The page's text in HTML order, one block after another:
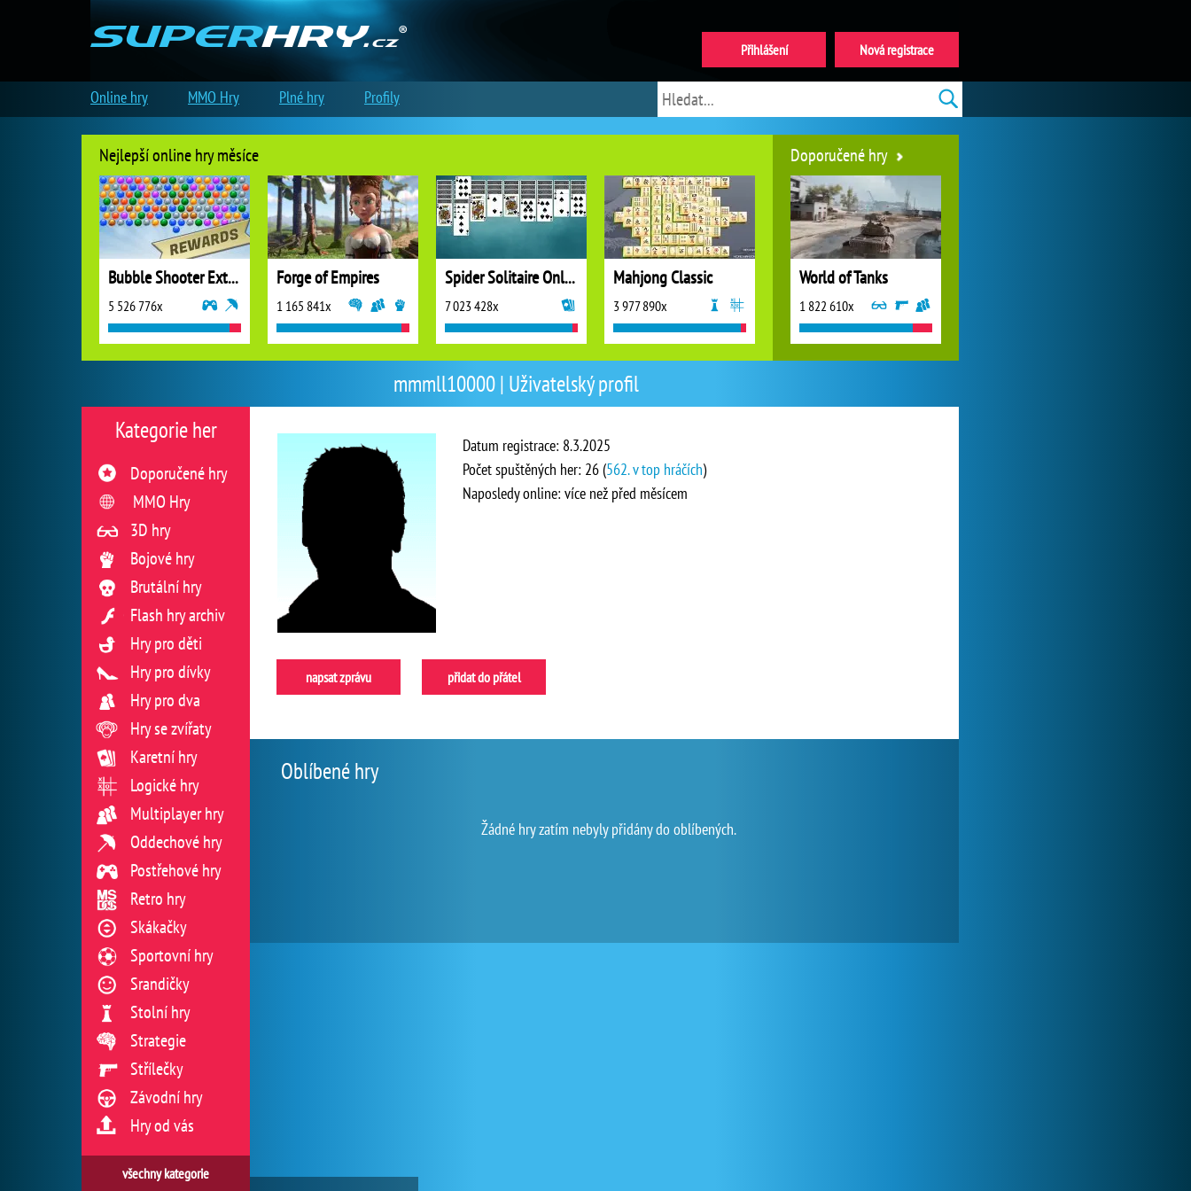
mmmll10000 | Uživatelský profil
Datum registrace: 8.3.2025
Počet spuštěných her: 26 (562. v top hráčích)
Naposledy online: více než před měsícem
napsat zprávu přidat do přátel
Oblíbené hry
Žádné hry zatím nebyly přidány do oblíbených.
Kategorie her
Doporučené hry
MMO Hry
3D hry
Bojové hry
Brutální hry
Flash hry archiv
Hry pro děti
Hry pro dívky
Hry pro dva
Hry se zvířaty
Karetní hry
Logické hry
Multiplayer hry
Oddechové hry
Postřehové hry
Retro hry
Skákačky
Sportovní hry
Srandičky
Stolní hry
Strategie
Střílečky
Závodní hry
Hry od vás
všechny kategorie
Nejlepší online hry měsíce
Bubble Shooter Extreme
5 526 776x
Forge of Empires
1 165 841x
Spider Solitaire Online
7 023 428x
Mahjong Classic
3 977 890x
Doporučené hry
World of Tanks
1 822 610x
Nová registrace
Přihlášení
Online hry MMO Hry Plné hry Profily